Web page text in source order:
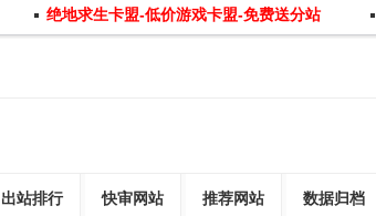
绝地求生卡盟-低价游戏卡盟-免费送分站
出站排行 快审网站 推荐网站 数据归档